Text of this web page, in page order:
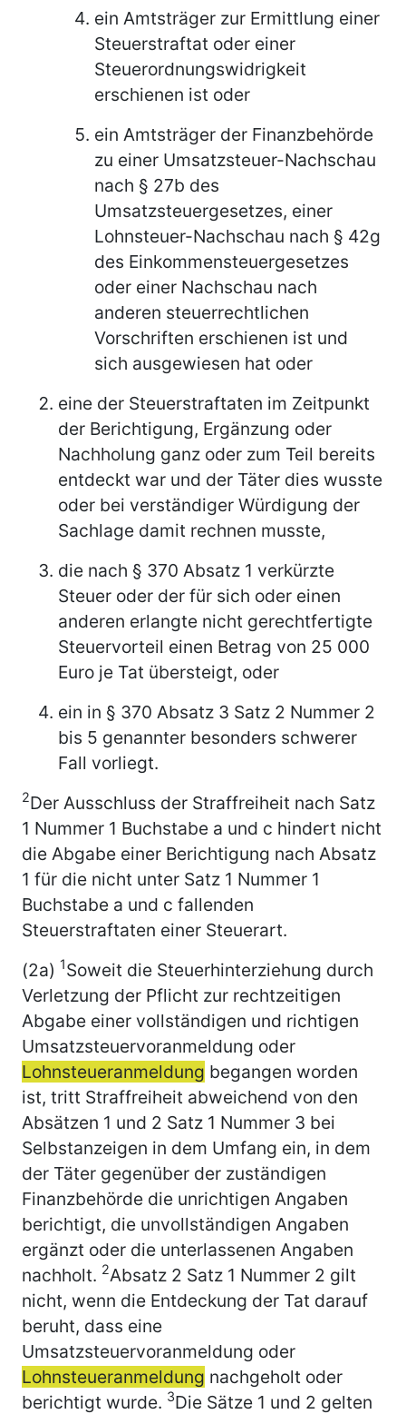
ein Amtsträger zur Ermittlung einer
Steuerstraftat oder einer
Steuerordnungswidrigkeit
erschienen ist oder
ein Amtsträger der Finanzbehörde
zu einer Umsatzsteuer-Nachschau
nach § 27b des
Umsatzsteuergesetzes, einer
Lohnsteuer-Nachschau nach § 42g
des Einkommensteuergesetzes
oder einer Nachschau nach
anderen steuerrechtlichen
Vorschriften erschienen ist und
sich ausgewiesen hat oder
eine der Steuerstraftaten im Zeitpunkt
der Berichtigung, Ergänzung oder
Nachholung ganz oder zum Teil bereits
entdeckt war und der Täter dies wusste
oder bei verständiger Würdigung der
Sachlage damit rechnen musste,
die nach § 370 Absatz 1 verkürzte
Steuer oder der für sich oder einen
anderen erlangte nicht gerechtfertigte
Steuervorteil einen Betrag von 25 000
Euro je Tat übersteigt, oder
ein in § 370 Absatz 3 Satz 2 Nummer 2
bis 5 genannter besonders schwerer
Fall vorliegt.
2Der Ausschluss der Straffreiheit nach Satz
1 Nummer 1 Buchstabe a und c hindert nicht
die Abgabe einer Berichtigung nach Absatz
1 für die nicht unter Satz 1 Nummer 1
Buchstabe a und c fallenden
Steuerstraftaten einer Steuerart.
(2a) 1Soweit die Steuerhinterziehung durch
Verletzung der Pflicht zur rechtzeitigen
Abgabe einer vollständigen und richtigen
Umsatzsteuervoranmeldung oder
Lohnsteueranmeldung begangen worden
ist, tritt Straffreiheit abweichend von den
Absätzen 1 und 2 Satz 1 Nummer 3 bei
Selbstanzeigen in dem Umfang ein, in dem
der Täter gegenüber der zuständigen
Finanzbehörde die unrichtigen Angaben
berichtigt, die unvollständigen Angaben
ergänzt oder die unterlassenen Angaben
nachholt. 2Absatz 2 Satz 1 Nummer 2 gilt
nicht, wenn die Entdeckung der Tat darauf
beruht, dass eine
Umsatzsteuervoranmeldung oder
Lohnsteueranmeldung nachgeholt oder
berichtigt wurde. 3Die Sätze 1 und 2 gelten